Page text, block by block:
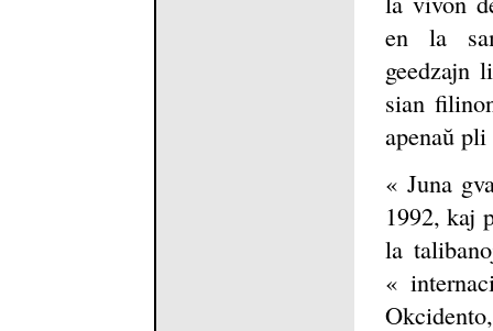
en la
geedzajn
sian
apenaŭ
« Juna
1992, kaj
la
«